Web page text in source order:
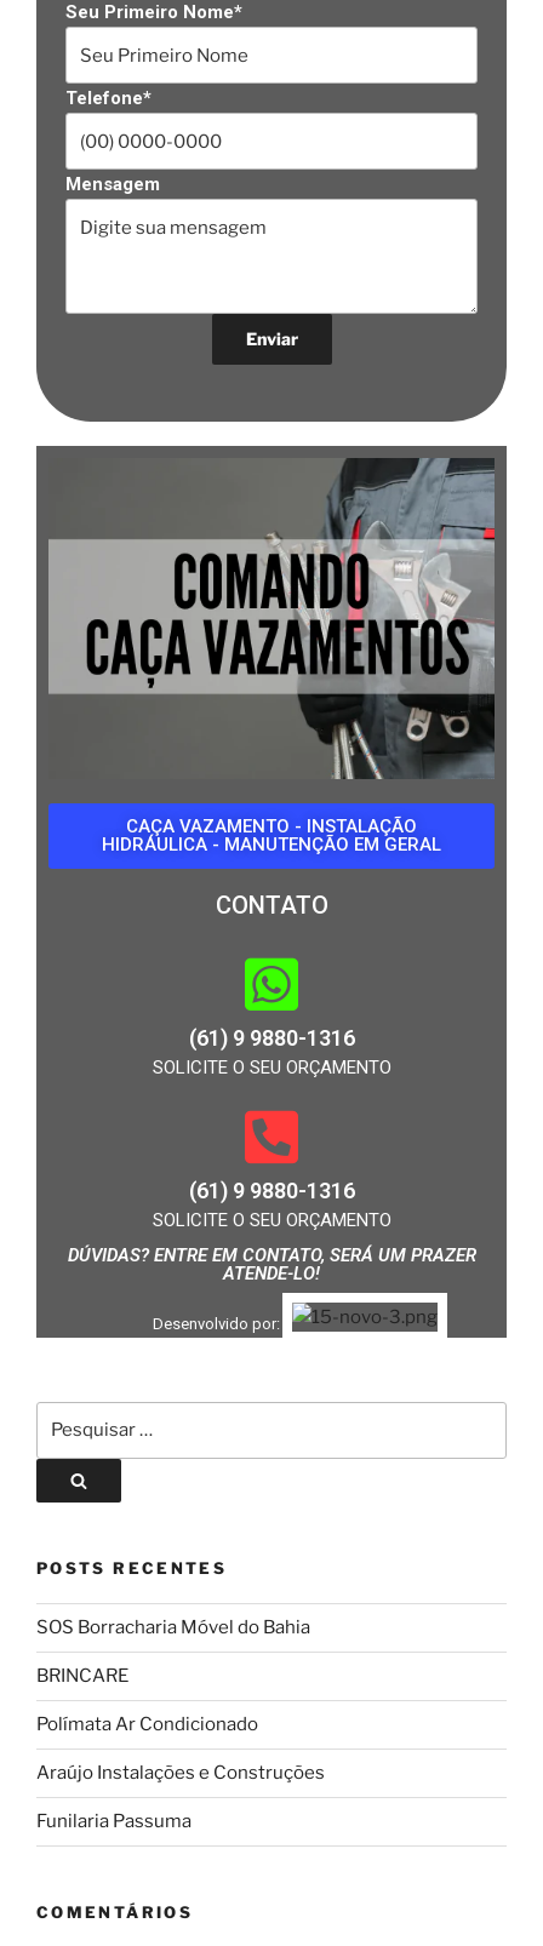
Seu Primeiro Nome*
Telefone*
Mensagem
CAÇA VAZAMENTO - INSTALAÇÃO
HIDRÁULICA - MANUTENÇÃO EM GERAL
CONTATO
(61) 9 9880-1316
SOLICITE O SEU ORÇAMENTO
(61) 9 9880-1316
SOLICITE O SEU ORÇAMENTO
DÚVIDAS? ENTRE EM CONTATO, SERÁ UM PRAZER
ATENDE-LO!
Desenvolvido por:
POSTS RECENTES
SOS Borracharia Móvel do Bahia
BRINCARE
Polímata Ar Condicionado
Araújo Instalações e Construções
Funilaria Passuma
COMENTÁRIOS